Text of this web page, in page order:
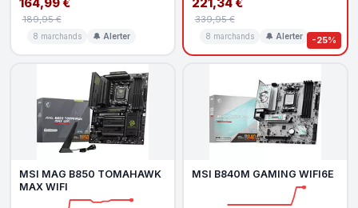
164,99 €
189,95 €
8 marchands 🔔 Alerter -25%
221,34 €
339,95 €
8 marchands 🔔 Alerter
MSI MAG B850 TOMAHAWK
MAX WIFI
MSI B840M GAMING WIFI6E